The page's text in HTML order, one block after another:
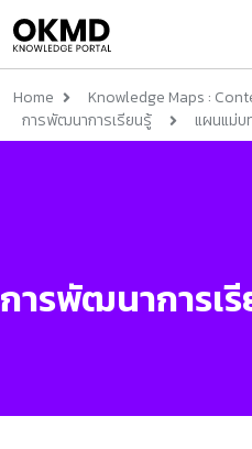
Home
Knowledge Maps :
การพัฒนาการเรียนรู้
แผนแม่
การพัฒนาการเ